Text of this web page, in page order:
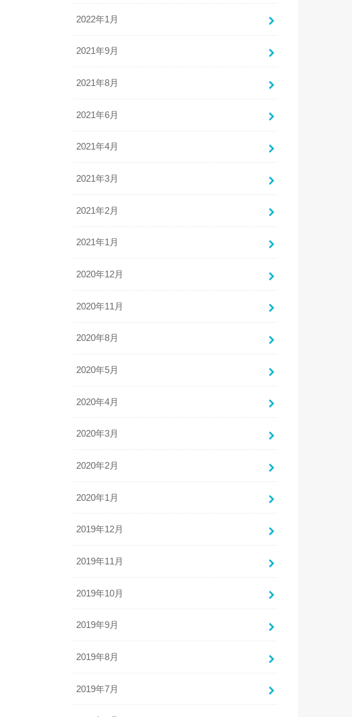
2022年1月
2021年9月
2021年8月
2021年6月
2021年4月
2021年3月
2021年2月
2021年1月
2020年12月
2020年11月
2020年8月
2020年5月
2020年4月
2020年3月
2020年2月
2020年1月
2019年12月
2019年11月
2019年10月
2019年9月
2019年8月
2019年7月